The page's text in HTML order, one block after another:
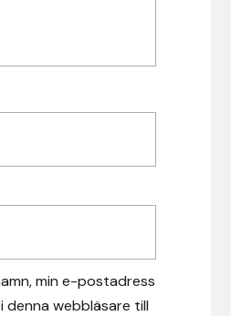
min e-postadress
denna webbläsare till